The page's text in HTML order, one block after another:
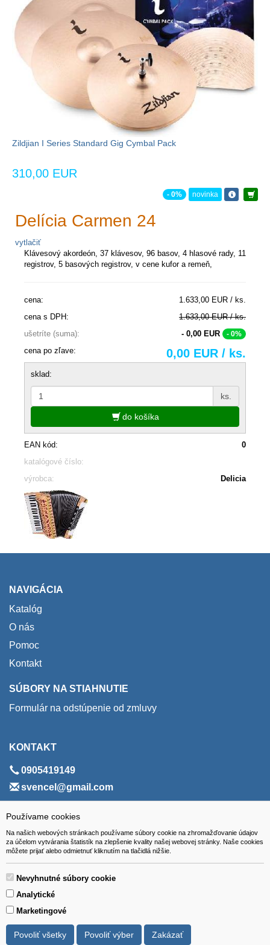
Používame cookies
Na našich webových stránkach používame súbory cookie na zhromažďovanie údajov
za účelom vytvárania štatistík na zlepšenie kvality našej webovej stránky. Naše cookies
môžete prijať alebo odmietnuť kliknutím na tlačidlá nižšie.
Nevyhnutné súbory cookie
Analytické
Marketingové
Povoliť všetky Povoliť výber Zakázať
Zildjian I Series Standard Gig Cymbal Pack
310,00 EUR
- 0% novinka
Delícia Carmen 24
vytlačiť
Klávesový akordeón, 37 klávesov, 96 basov, 4 hlasové rady, 11
registrov, 5 basových registrov, v cene kufor a remeň,
cena:
1.633,00 EUR / ks.
cena s DPH:
1.633,00 EUR / ks.
ušetríte (suma):
- 0,00 EUR - 0%
cena po zľave: 0,00 EUR / ks.
sklad:
ks.
do košíka
EAN kód:
0
katalógové číslo:
výrobca:
Delicia
NAVIGÁCIA
Katalóg
O nás
Pomoc
Kontakt
SÚBORY NA STIAHNUTIE
Formulár na odstúpenie od zmluvy
KONTAKT
0905419149
svencel@gmail.com
ADRESA
VEST - tech s.r.o.
Hviezdoslavova 280/6, 965 01 Žiar nad Hronom
Slovakia (Slovak Republic)
Všetky ceny sú uvádzané vrátane DPH.